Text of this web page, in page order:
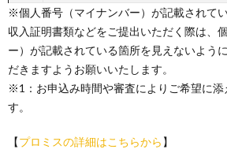
※個人番号（マイナンバー）が記載されて
収入証明書類などをご提出いただく際は、
ー）が記載されている箇所を見えないよう
だきますようお願いいたします。
※1：お申込み時間や審査によりご希望に添
す。
【プロミスの詳細はこちらから 】